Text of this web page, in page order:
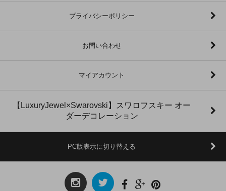
プライバシーポリシー
お問い合わせ
マイアカウント
【LuxuryJewel×Swarovski】スワロフスキー オー
ダーデコレーション
PC版表示に切り替える